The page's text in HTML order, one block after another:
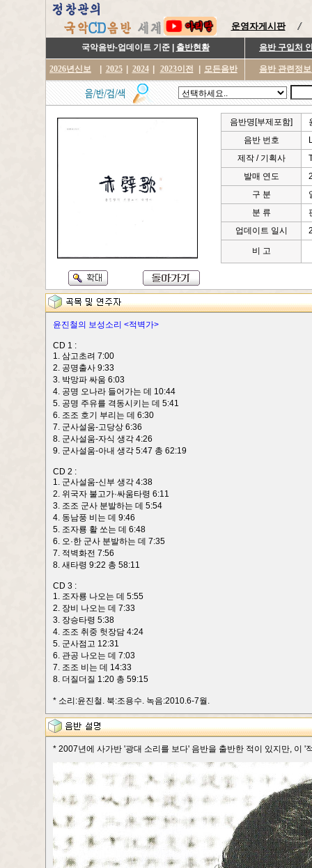
운영자게시판
국악음반-업데이트 기준 | 출반현황 음반 구입처
2026년신보 2025 2024 2023이전 모든음반 음반 관련정
음반명[부제포함]
음반 번호
제작 / 기획사
발매 연도
구 분
분 류
업데이트 일시
비 고
윤진철의 보성소리 <적벽가>
CD 1 :
1. 삼고초려 7:00
2. 공명출사 9:33
3. 박망파 싸움 6:03
4. 공명 오나라 들어가는 데 10:44
5. 공명 주유를 격동시키는 데 5:41
6. 조조 호기 부리는 데 6:30
7. 군사설움-고당상 6:36
8. 군사설움-자식 생각 4:26
9. 군사설움-아내 생각 5:47 총 62:19
CD 2 :
1. 군사설움-신부 생각 4:38
2. 위국자 불고가·싸움타령 6:11
3. 조조 군사 분발하는 데 5:54
4. 동남풍 비는 데 9:46
5. 조자룡 활 쏘는 데 6:48
6. 오·한 군사 분발하는 데 7:35
7. 적벽화전 7:56
8. 새타령 9:22 총 58:11
CD 3 :
1. 조자룡 나오는 데 5:55
2. 장비 나오는 데 7:33
3. 장승타령 5:38
4. 조조 취중 헛장담 4:24
5. 군사점고 12:31
6. 관공 나오는 데 7:03
7. 조조 비는 데 14:33
8. 더질더질 1:20 총 59:15
* 소리:윤진철. 북:조용수. 녹음:2010.6-7월.
* 2007년에 사가반 '광대 소리를 보다' 음반을 출반한 적이 있지만, 이